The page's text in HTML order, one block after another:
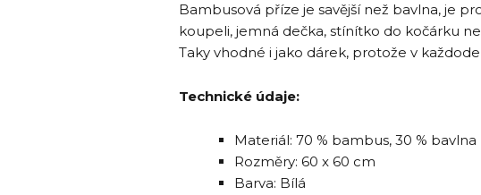
Bambusová příze je savější než bavlna, je
koupeli, jemná dečka, stínítko do kočárku
Taky vhodné i jako dárek, protože v
Technické údaje:
Materiál: 70 % bambus, 30 % bavlna
Rozměry: 60 x 60 cm
Barva: Bílá